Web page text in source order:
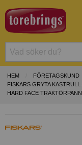
HEM FÖRETAGSKUND
FISKARS GRYTA
HARD FACE